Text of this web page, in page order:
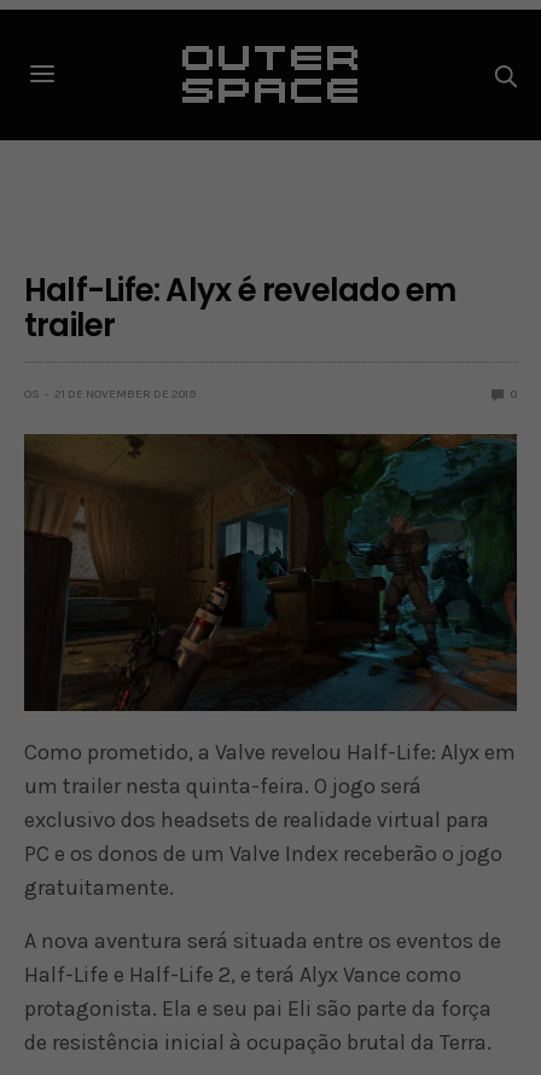
Half-Life: Alyx é revelado em
trailer
OS 21 DE NOVEMBER DE 2019 0
Como prometido, a Valve revelou Half-Life: Alyx em
um trailer nesta quinta-feira. O jogo será
exclusivo dos headsets de realidade virtual para
PC e os donos de um Valve Index receberão o jogo
gratuitamente.
A nova aventura será situada entre os eventos de
Half-Life e Half-Life 2, e terá Alyx Vance como
protagonista. Ela e seu pai Eli são parte da força
de resistência inicial à ocupação brutal da Terra.